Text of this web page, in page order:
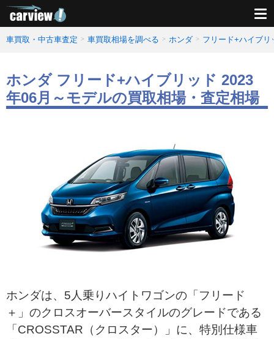
車買取・中古車査定 車買取相場を調べる ホンダ フリード+ハイブ
ホンダ フリード+ハイブリッド 2023
年06月～モデルの買取相場・査定相場
ホンダは、5人乗りハイトワゴンの「フリード
＋」のクロスオーバースタイルのグレードである
「CROSSTAR（クロスター）」に、特別仕様車